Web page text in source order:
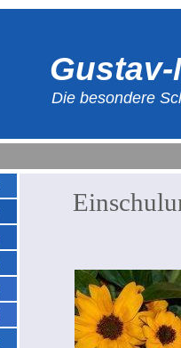
Die besondere